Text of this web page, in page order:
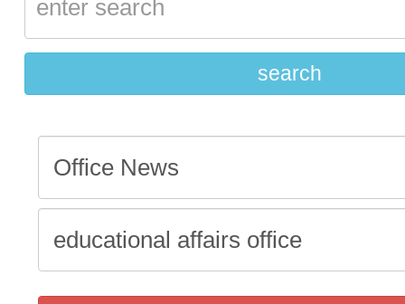
招)
search